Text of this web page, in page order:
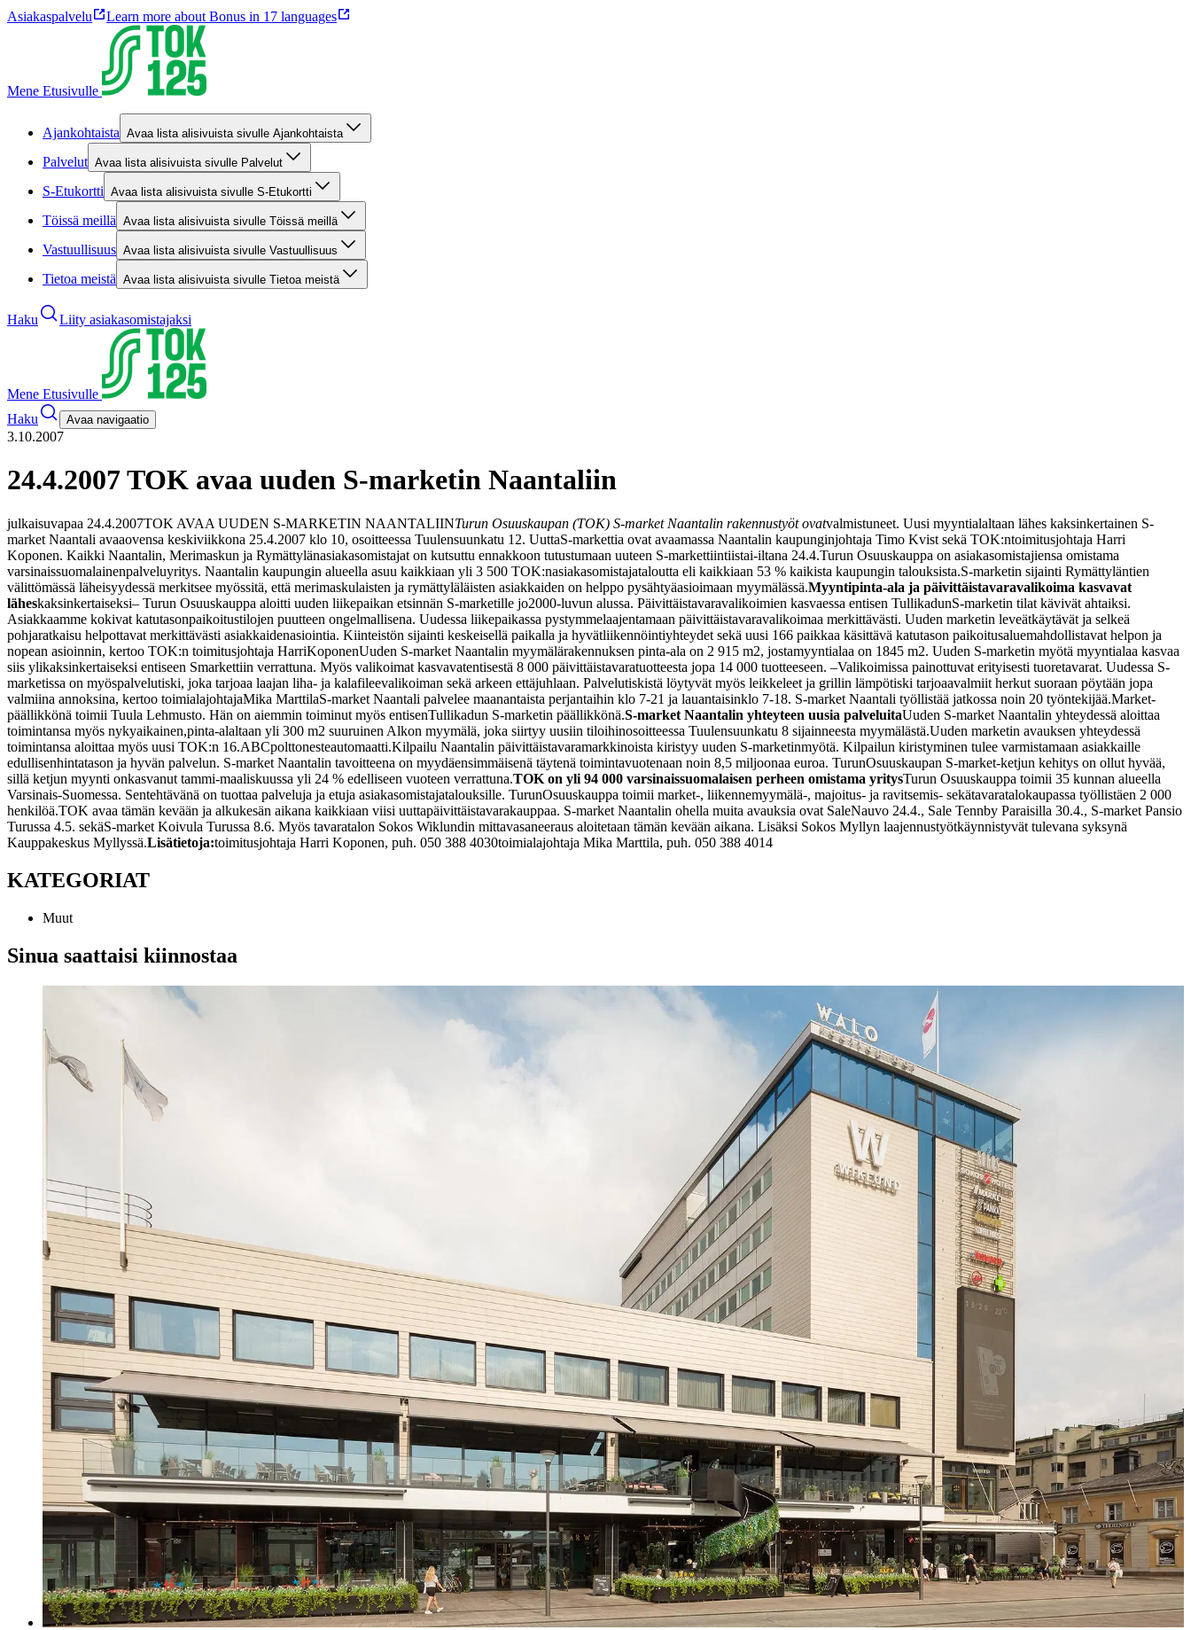
Asiakaspalvelu Learn more about Bonus in 17 languages
Mene Etusivulle
Ajankohtaista Avaa lista alisivuista sivulle Ajankohtaista
Palvelut Avaa lista alisivuista sivulle Palvelut
S-Etukortti Avaa lista alisivuista sivulle S-Etukortti
Töissä meillä Avaa lista alisivuista sivulle Töissä meillä
Vastuullisuus Avaa lista alisivuista sivulle Vastuullisuus
Tietoa meistä Avaa lista alisivuista sivulle Tietoa meistä
Haku Liity asiakasomistajaksi
Mene Etusivulle
Haku
Avaa navigaatio
3.10.2007
24.4.2007 TOK avaa uuden S-marketin Naantaliin
julkaisuvapaa 24.4.2007TOK AVAA UUDEN S-MARKETIN NAANTALIINTurun Osuuskaupan (TOK) S-market Naantalin rakennustyöt ovatvalmistuneet. Uusi myyntialaltaan lähes kaksinkertainen S-
market Naantali avaaovensa keskiviikkona 25.4.2007 klo 10, osoitteessa Tuulensuunkatu 12. UuttaS-markettia ovat avaamassa Naantalin kaupunginjohtaja Timo Kvist sekä TOK:ntoimitusjohtaja Harri
Koponen. Kaikki Naantalin, Merimaskun ja Rymättylänasiakasomistajat on kutsuttu ennakkoon tutustumaan uuteen S-markettiintiistai-iltana 24.4.Turun Osuuskauppa on asiakasomistajiensa omistama
varsinaissuomalainenpalveluyritys. Naantalin kaupungin alueella asuu kaikkiaan yli 3 500 TOK:nasiakasomistajataloutta eli kaikkiaan 53 % kaikista kaupungin talouksista.S-marketin sijainti Rymättyläntien
välittömässä läheisyydessä merkitsee myössitä, että merimaskulaisten ja rymättyläläisten asiakkaiden on helppo pysähtyäasioimaan myymälässä.Myyntipinta-ala ja päivittäistavaravalikoima kasvavat
läheskaksinkertaiseksi– Turun Osuuskauppa aloitti uuden liikepaikan etsinnän S-marketille jo2000-luvun alussa. Päivittäistavaravalikoimien kasvaessa entisen TullikadunS-marketin tilat kävivät ahtaiksi.
Asiakkaamme kokivat katutasonpaikoitustilojen puutteen ongelmallisena. Uudessa liikepaikassa pystymmelaajentamaan päivittäistavaravalikoimaa merkittävästi. Uuden marketin leveätkäytävät ja selkeä
pohjaratkaisu helpottavat merkittävästi asiakkaidenasiointia. Kiinteistön sijainti keskeisellä paikalla ja hyvätliikennöintiyhteydet sekä uusi 166 paikkaa käsittävä katutason paikoitusaluemahdollistavat helpon ja
nopean asioinnin, kertoo TOK:n toimitusjohtaja HarriKoponenUuden S-market Naantalin myymälärakennuksen pinta-ala on 2 915 m2, jostamyyntialaa on 1845 m2. Uuden S-marketin myötä myyntialaa kasvaa
siis ylikaksinkertaiseksi entiseen Smarkettiin verrattuna. Myös valikoimat kasvavatentisestä 8 000 päivittäistavaratuotteesta jopa 14 000 tuotteeseen. –Valikoimissa painottuvat erityisesti tuoretavarat. Uudessa S-
marketissa on myöspalvelutiski, joka tarjoaa laajan liha- ja kalafileevalikoiman sekä arkeen ettäjuhlaan. Palvelutiskistä löytyvät myös leikkeleet ja grillin lämpötiski tarjoaavalmiit herkut suoraan pöytään jopa
valmiina annoksina, kertoo toimialajohtajaMika MarttilaS-market Naantali palvelee maanantaista perjantaihin klo 7-21 ja lauantaisinklo 7-18. S-market Naantali työllistää jatkossa noin 20 työntekijää.Market-
päällikkönä toimii Tuula Lehmusto. Hän on aiemmin toiminut myös entisenTullikadun S-marketin päällikkönä.S-market Naantalin yhteyteen uusia palveluitaUuden S-market Naantalin yhteydessä aloittaa
toimintansa myös nykyaikainen,pinta-alaltaan yli 300 m2 suuruinen Alkon myymälä, joka siirtyy uusiin tiloihinosoitteessa Tuulensuunkatu 8 sijainneesta myymälästä.Uuden marketin avauksen yhteydessä
toimintansa aloittaa myös uusi TOK:n 16.ABCpolttonesteautomaatti.Kilpailu Naantalin päivittäistavaramarkkinoista kiristyy uuden S-marketinmyötä. Kilpailun kiristyminen tulee varmistamaan asiakkaille
edullisenhintatason ja hyvän palvelun. S-market Naantalin tavoitteena on myydäensimmäisenä täytenä toimintavuotenaan noin 8,5 miljoonaa euroa. TurunOsuuskaupan S-market-ketjun kehitys on ollut hyvää,
sillä ketjun myynti onkasvanut tammi-maaliskuussa yli 24 % edelliseen vuoteen verrattuna.TOK on yli 94 000 varsinaissuomalaisen perheen omistama yritysTurun Osuuskauppa toimii 35 kunnan alueella
Varsinais-Suomessa. Sentehtävänä on tuottaa palveluja ja etuja asiakasomistajatalouksille. TurunOsuuskauppa toimii market-, liikennemyymälä-, majoitus- ja ravitsemis- sekätavaratalokaupassa työllistäen 2 000
henkilöä.TOK avaa tämän kevään ja alkukesän aikana kaikkiaan viisi uuttapäivittäistavarakauppaa. S-market Naantalin ohella muita avauksia ovat SaleNauvo 24.4., Sale Tennby Paraisilla 30.4., S-market Pansio
Turussa 4.5. sekäS-market Koivula Turussa 8.6. Myös tavaratalon Sokos Wiklundin mittavasaneeraus aloitetaan tämän kevään aikana. Lisäksi Sokos Myllyn laajennustyötkäynnistyvät tulevana syksynä
Kauppakeskus Myllyssä.Lisätietoja:toimitusjohtaja Harri Koponen, puh. 050 388 4030toimialajohtaja Mika Marttila, puh. 050 388 4014
KATEGORIAT
Muut
Sinua saattaisi kiinnostaa